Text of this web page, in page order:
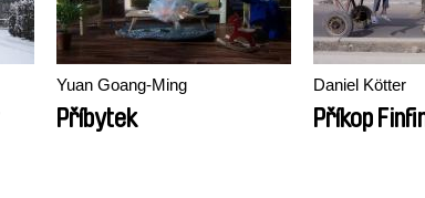
Yuan Goang-Ming
Příbytek
Daniel Kötter
Příkop